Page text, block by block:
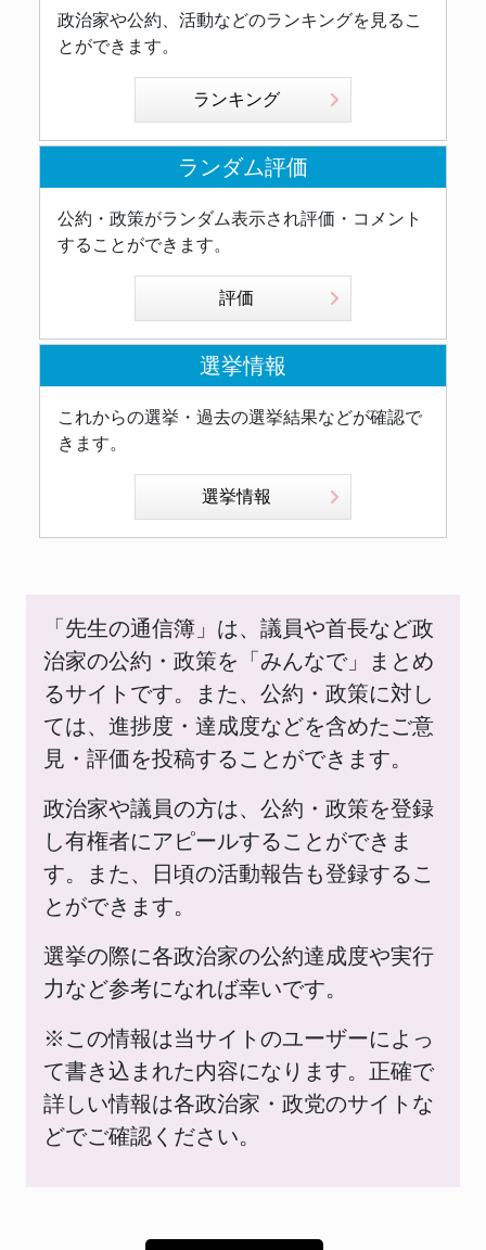
政治家や公約、活動などのランキングを見るこ
とができます。
ランキング
ランダム評価
公約・政策がランダム表示され評価・コメント
することができます。
評価
選挙情報
これからの選挙・過去の選挙結果などが確認で
きます。
選挙情報
「先生の通信簿」は、議員や首長など政
治家の公約・政策を「みんなで」まとめ
るサイトです。また、公約・政策に対し
ては、進捗度・達成度などを含めたご意
見・評価を投稿することができます。
政治家や議員の方は、公約・政策を登録
し有権者にアピールすることができま
す。また、日頃の活動報告も登録するこ
とができます。
選挙の際に各政治家の公約達成度や実行
力など参考になれば幸いです。
※この情報は当サイトのユーザーによっ
て書き込まれた内容になります。正確で
詳しい情報は各政治家・政党のサイトな
どでご確認ください。